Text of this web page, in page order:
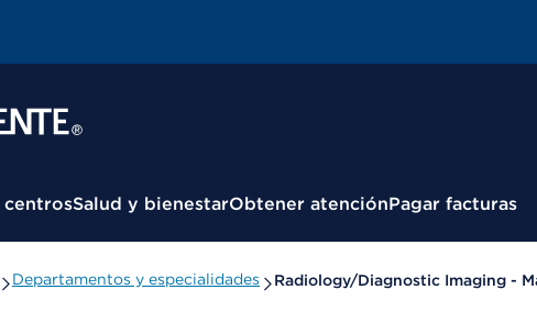
centrosSalud y bienestarObtener atenciónPagar facturas
Departamentos y especialidades Radiology/Diagnostic Imaging -